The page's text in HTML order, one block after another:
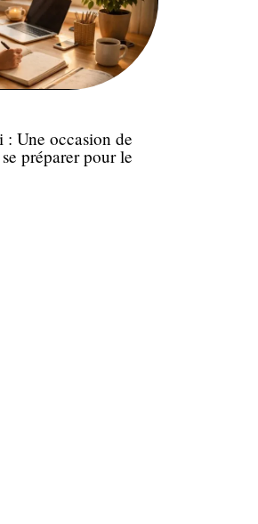
Une occasion de
préparer pour le